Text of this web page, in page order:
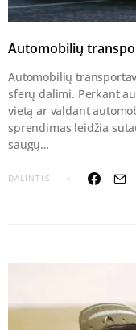
Automobilių
Automobilių
sferų dalimi. Perkant
vietą ar valdant
sprendimas leidžia
saugų…
DALINTIS